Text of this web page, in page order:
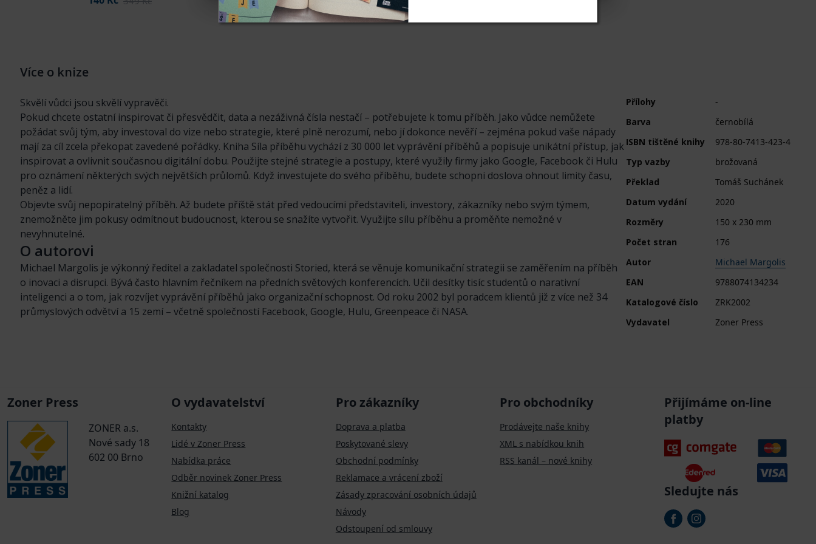
Více o knize
Skvělí vůdci jsou skvělí vypravěči.
Pokud chcete ostatní inspirovat či přesvědčit, data a nezáživná čísla nestačí – potřebujete k tomu příběh. Jako vůdce nemůžete
požádat svůj tým, aby investoval do vize nebo strategie, které plně nerozumí, nebo jí dokonce nevěří – zejména pokud vaše nápady
mají za cíl zcela překopat zavedené pořádky. Kniha Síla příběhu vychází z 30 000 let vyprávění příběhů a popisuje unikátní přístup, jak
inspirovat a ovlivnit současnou digitální dobu. Použijte stejné strategie a postupy, které využily firmy jako Google, Facebook či Hulu
pro oznámení některých svých největších průlomů. Když investujete do svého příběhu, budete schopni doslova ohnout limity času,
peněz a lidí.
Objevte svůj nepopiratelný příběh. Až budete příště stát před vedoucími představiteli, investory, zákazníky nebo svým týmem,
znemožněte jim pokusy odmítnout budoucnost, kterou se snažíte vytvořit. Využijte sílu příběhu a proměňte nemožné v
nevyhnutelné.
O autorovi
Michael Margolis je výkonný ředitel a zakladatel společnosti Storied, která se věnuje komunikační strategii se zaměřením na příběh
o inovaci a disrupci. Bývá často hlavním řečníkem na předních světových konferencích. Učil desítky tisíc studentů o narativní
inteligenci a o tom, jak rozvíjet vyprávění příběhů jako organizační schopnost. Od roku 2002 byl poradcem klientů již z více než 34
průmyslových odvětví a 15 zemí – včetně společností Facebook, Google, Hulu, Greenpeace či NASA.
Přílohy
-
Barva
černobílá
ISBN tištěné knihy
978-80-7413-423-4
Typ vazby
brožovaná
Překlad
Tomáš Suchánek
Datum vydání
2020
Rozměry
150 x 230 mm
Počet stran
176
Autor
Michael Margolis
EAN
9788074134234
Katalogové číslo
ZRK2002
Vydavatel
Zoner Press
Zoner Press
ZONER a.s.
Nové sady 18
602 00 Brno
O vydavatelství
Kontakty
Lidé v Zoner Press
Nabídka práce
Odběr novinek Zoner Press
Knižní katalog
Blog
Pro zákazníky
Doprava a platba
Poskytované slevy
Obchodní podmínky
Reklamace a vrácení zboží
Zásady zpracování osobních údajů
Návody
Odstoupení od smlouvy
Pro obchodníky
Prodávejte naše knihy
XML s nabídkou knih
RSS kanál – nové knihy
Přijímáme on-line
platby
Sledujte nás